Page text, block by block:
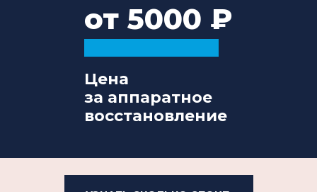
от 5000
Цена
за аппаратное
восстановление